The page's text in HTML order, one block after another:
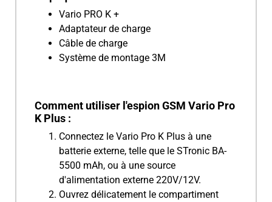
Vario PRO K +
Adaptateur de charge
Câble de charge
Système de montage 3M
Comment utiliser l'espion GSM Vario Pro
K Plus :
Connectez le Vario Pro K Plus à une
batterie externe, telle que le STronic BA-
5500 mAh, ou à une source
d'alimentation externe 220V/12V.
Ouvrez délicatement le compartiment